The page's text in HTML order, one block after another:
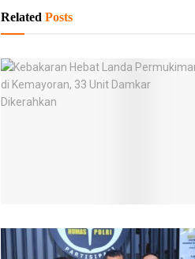
Related Posts